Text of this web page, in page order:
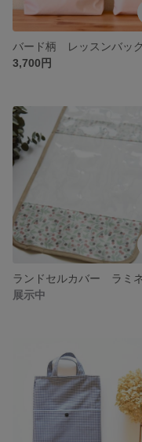
3,700円
展示中